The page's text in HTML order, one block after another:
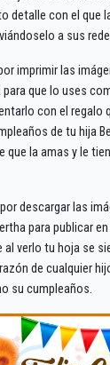
detalle con el que
a sus
imprimir las
que lo uses
con el regalo
de tu hija
que la amas y le
descargar las
para publicar
verlo tu hoja se
de cualquier
su cumpleaños.